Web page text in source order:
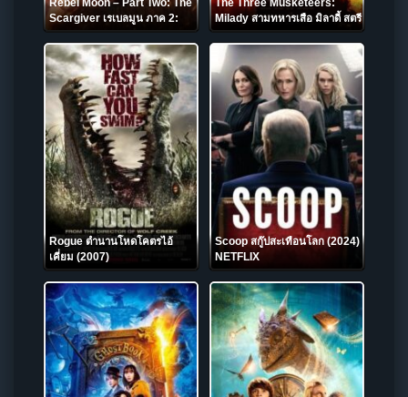
Rebel Moon – Part Two: The
Scargiver เรเบลมูน ภาค 2:
นักรบผู้ตีตรา (2024) NETFLIX
The Three Musketeers:
Milady สามทหารเสือ มิลาดี้ สตรี
สีเลือด (2023)
Rogue ตำนานโหดโคตรไอ้
เคี่ยม (2007)
Scoop สกู๊ปสะเทือนโลก (2024)
NETFLIX